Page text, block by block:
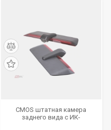
CMOS штатная камера
заднего вида с ИК-